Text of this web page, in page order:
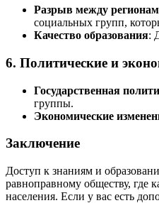
Разрыв между
социальных групп,
Качество образования:
6. Политические и
Государственная
группы.
Экономические
Заключение
Доступ к знаниям и
равноправному обществу, где
населения. Если у вас есть